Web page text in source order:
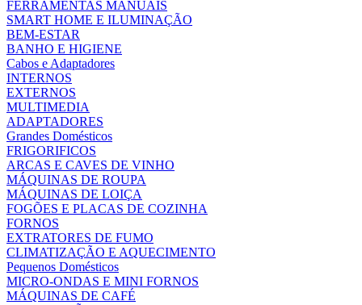
FERRAMENTAS MANUAIS
SMART HOME E ILUMINAÇÃO
BEM-ESTAR
BANHO E HIGIENE
Cabos e Adaptadores
INTERNOS
EXTERNOS
MULTIMEDIA
ADAPTADORES
Grandes Domésticos
FRIGORIFICOS
ARCAS E CAVES DE VINHO
MÁQUINAS DE ROUPA
MÁQUINAS DE LOIÇA
FOGÕES E PLACAS DE COZINHA
FORNOS
EXTRATORES DE FUMO
CLIMATIZAÇÃO E AQUECIMENTO
Pequenos Domésticos
MICRO-ONDAS E MINI FORNOS
MÁQUINAS DE CAFÉ